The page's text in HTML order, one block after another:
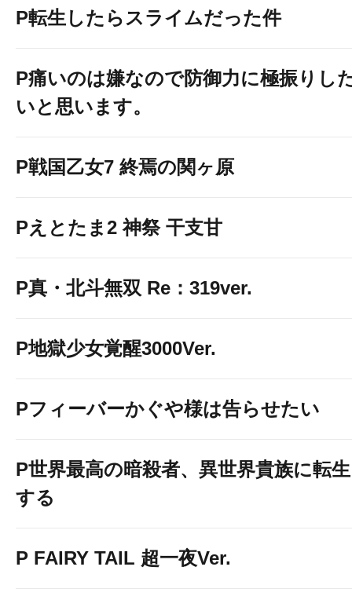
P転生したらスライムだった件
P痛いのは嫌なので防御力に極振りし
いと思います。
P戦国乙女7 終焉の関ヶ原
Pえとたま2 神祭 干支甘
P真・北斗無双 Re：319ver.
P地獄少女覚醒3000Ver.
Pフィーバーかぐや様は告らせたい
P世界最高の暗殺者、異世界貴族に転生
する
P FAIRY TAIL 超一夜Ver.